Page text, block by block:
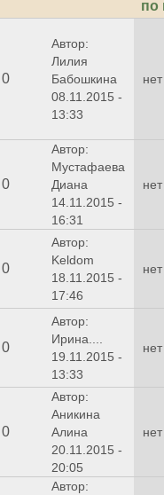
0
Автор:
Лилия
Бабошкина
08.11.2015 -
13:33
нет
0
Автор:
Мустафаева
Диана
14.11.2015 -
16:31
нет
0
Автор:
Keldom
18.11.2015 -
17:46
нет
0
Автор:
Ирина....
19.11.2015 -
13:33
нет
0
Автор:
Аникина
Алина
20.11.2015 -
20:05
нет
Автор: